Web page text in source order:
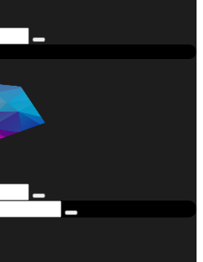
Rechercher
…
Rechercher
Rechercher